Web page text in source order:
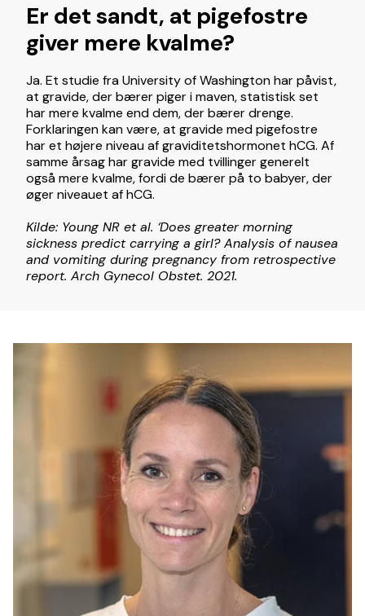
Er det sandt, at pigefostre
giver mere kvalme?
Ja. Et studie fra University of Washington har påvist,
at gravide, der bærer piger i maven, statistisk set
har mere kvalme end dem, der bærer drenge.
Forklaringen kan være, at gravide med pigefostre
har et højere niveau af graviditetshormonet hCG. Af
samme årsag har gravide med tvillinger generelt
også mere kvalme, fordi de bærer på to babyer, der
øger niveauet af hCG.
Kilde: Young NR et al. ‘Does greater morning
sickness predict carrying a girl? Analysis of nausea
and vomiting during pregnancy from retrospective
report. Arch Gynecol Obstet. 2021.